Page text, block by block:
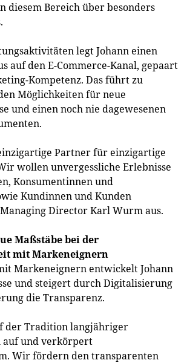
diesem Bereich über besonders
legt Johann einen
auf den E-Commerce-Kanal, gepaart
Kompetenz. Das führt zu
Möglichkeiten für neue
und einen noch nie dagewesenen
Partner für einzigartige
wollen unvergessliche Erlebnisse
Konsumentinnen und
Kundinnen und Kunden
Director Karl Wurm aus.
Maßstäbe bei der
mit Markeneignern
Markeneignern entwickelt Johann
und steigert durch Digitalisierung
die Transparenz.
der Tradition langjähriger
auf und verkörpert
Wir fördern den transparenten